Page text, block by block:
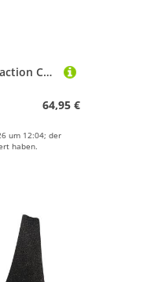
Triumph Sport-BH Triaction Cardio Air Sport Bra, Trainings‑BH, Fitness BH
64,95 €
um 12:04; der
haben.